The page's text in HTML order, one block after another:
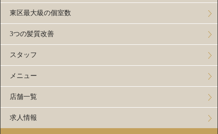
東区最大級の個室数
3つの髪質改善
スタッフ
メニュー
店舗一覧
求人情報